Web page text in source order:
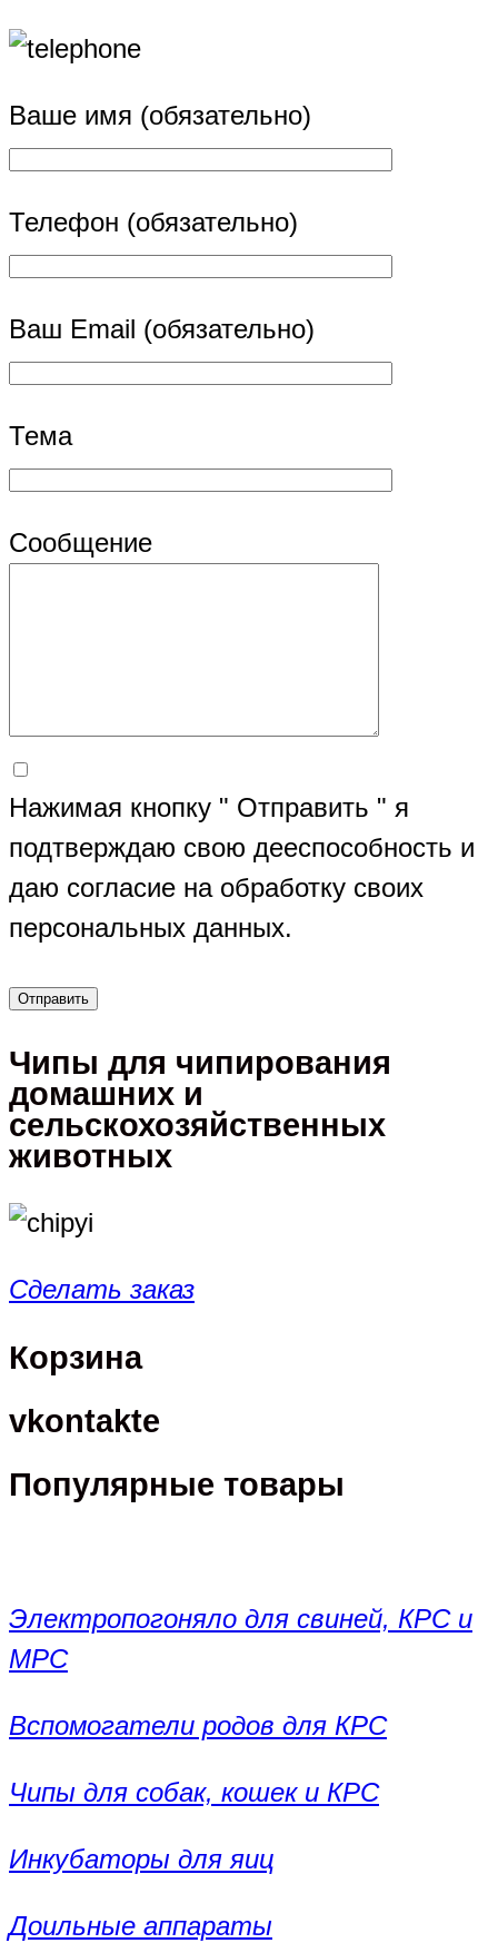
Ваше имя (обязательно)
Телефон (обязательно)
Ваш Email (обязательно)
Тема
Сообщение
Нажимая кнопку " Отправить " я
подтверждаю свою дееспособность и
даю согласие на обработку своих
персональных данных.
Чипы для чипирования
домашних и
сельскохозяйственных
животных
Сделать заказ
Корзина
vkontakte
Популярные товары
Электропогоняло для свиней, КРС и
МРС
Вспомогатели родов для КРС
Чипы для собак, кошек и КРС
Инкубаторы для яиц
Доильные аппараты